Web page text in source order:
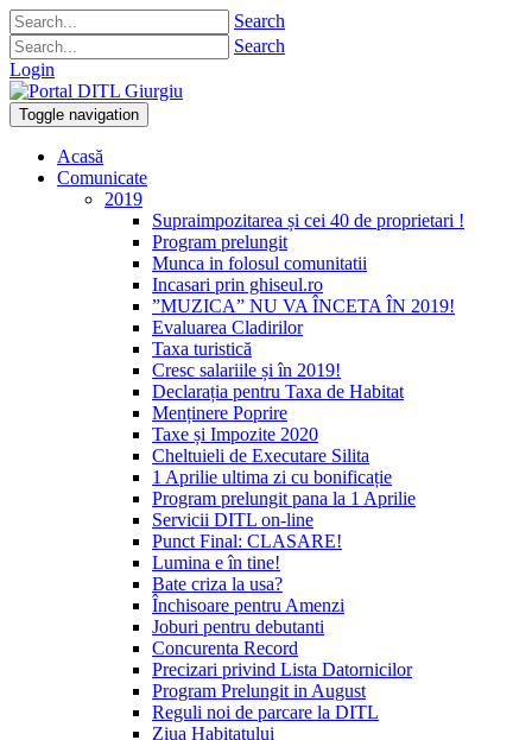
Search
Search
Login
Toggle navigation
Acasă
Comunicate
2019
Supraimpozitarea și cei 40 de proprietari !
Program prelungit
Munca in folosul comunitatii
Incasari prin ghiseul.ro
”MUZICA” NU VA ÎNCETA ÎN 2019!
Evaluarea Cladirilor
Taxa turistică
Cresc salariile și în 2019!
Declarația pentru Taxa de Habitat
Menținere Poprire
Taxe și Impozite 2020
Cheltuieli de Executare Silita
1 Aprilie ultima zi cu bonificație
Program prelungit pana la 1 Aprilie
Servicii DITL on-line
Punct Final: CLASARE!
Lumina e în tine!
Bate criza la usa?
Închisoare pentru Amenzi
Joburi pentru debutanti
Concurenta Record
Precizari privind Lista Datornicilor
Program Prelungit in August
Reguli noi de parcare la DITL
Ziua Habitatului